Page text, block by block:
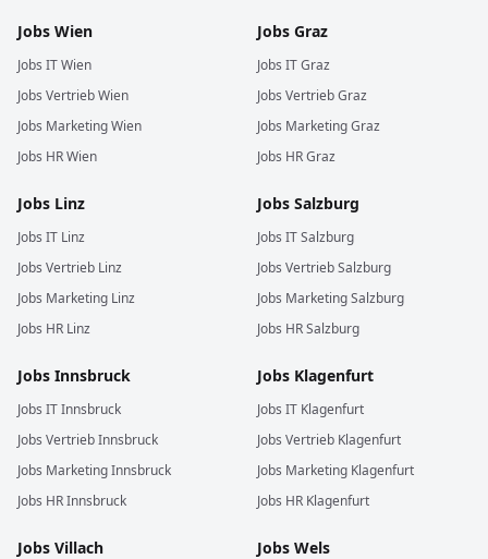
Jobs Wien
Jobs ITWien
Jobs VertriebWien
Jobs MarketingWien
Jobs HRWien
Jobs Graz
Jobs ITGraz
Jobs VertriebGraz
Jobs MarketingGraz
Jobs HRGraz
Jobs Linz
Jobs IT Linz
Jobs Vertrieb Linz
Jobs Marketing Linz
Jobs HR Linz
Jobs Salzburg
Jobs ITSalzburg
Jobs VertriebSalzburg
Jobs MarketingSalzburg
Jobs HRSalzburg
Jobs Innsbruck
Jobs ITInnsbruck
Jobs VertriebInnsbruck
Jobs MarketingInnsbruck
Jobs HRInnsbruck
Jobs Klagenfurt
Jobs IT Klagenfurt
Jobs Vertrieb Klagenfurt
Jobs Marketing Klagenfurt
Jobs HR Klagenfurt
Jobs Villach Jobs Wels